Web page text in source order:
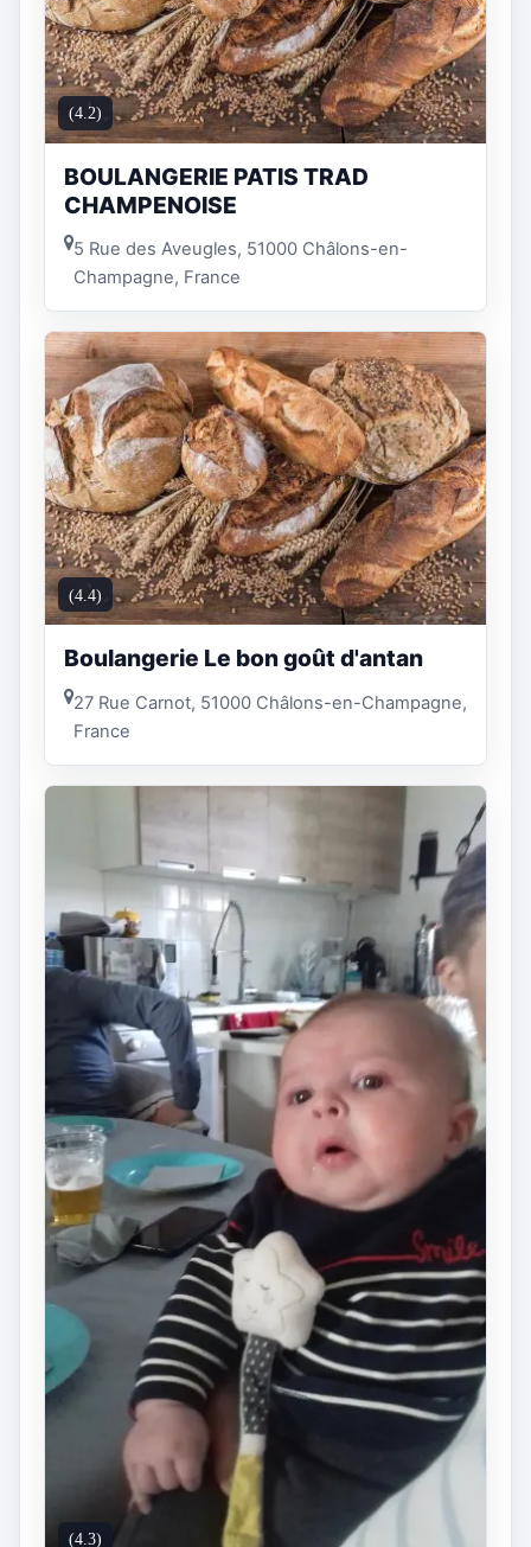
(4.2)
BOULANGERIE PATIS TRAD
CHAMPENOISE
5 Rue des Aveugles, 51000 Châlons-en-
Champagne, France
(4.4)
Boulangerie Le bon goût d'antan
27 Rue Carnot, 51000 Châlons-en-Champagne,
France
(4.3)